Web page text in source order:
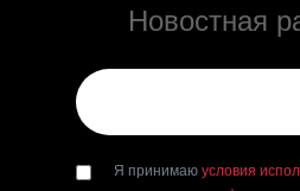
Новостная
Я принимаюусловия